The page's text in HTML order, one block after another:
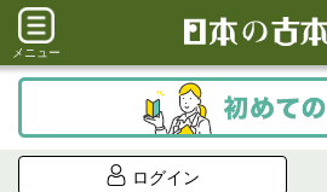
メニュー
ログイン